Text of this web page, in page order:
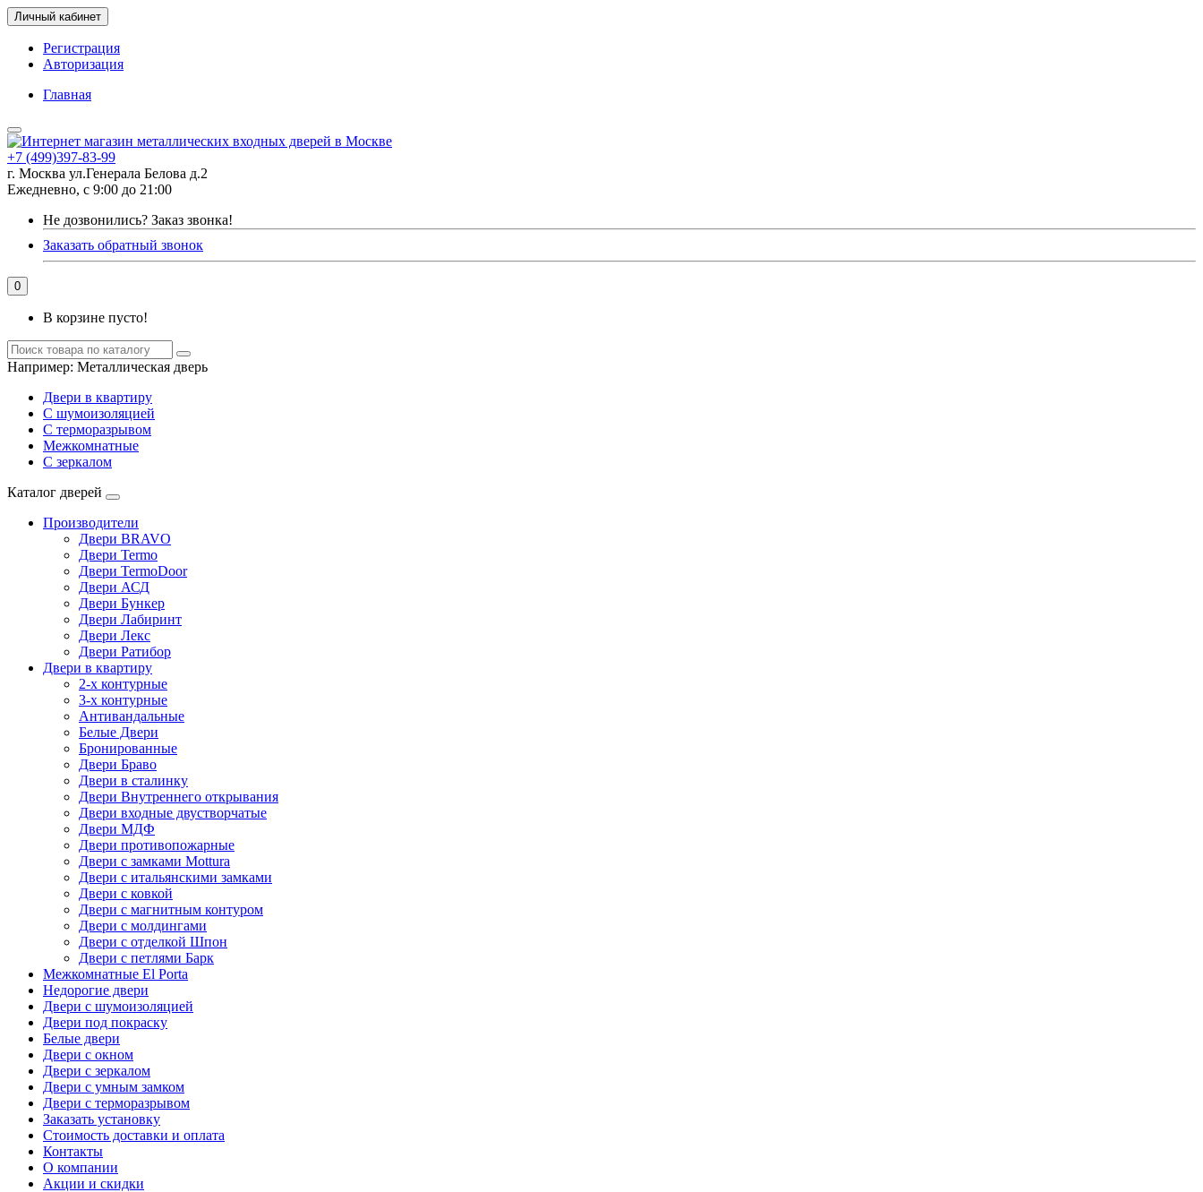
Личный кабинет
Регистрация
Авторизация
Главная
+7 (499)397-83-99
г. Москва ул.Генерала Белова д.2
Ежедневно, с 9:00 до 21:00
Не дозвонились? Заказ звонка!
Заказать обратный звонок
0
В корзине пусто!
Например: Металлическая дверь
Двери в квартиру
С шумоизоляцией
С терморазрывом
Межкомнатные
С зеркалом
Каталог дверей
Производители
Двери BRAVO
Двери Termo
Двери TermoDoor
Двери АСД
Двери Бункер
Двери Лабиринт
Двери Лекс
Двери Ратибор
Двери в квартиру
2-х контурные
3-х контурные
Антивандальные
Белые Двери
Бронированные
Двери Браво
Двери в сталинку
Двери Внутреннего открывания
Двери входные двустворчатые
Двери МДФ
Двери противопожарные
Двери с замками Mottura
Двери с итальянскими замками
Двери с ковкой
Двери с магнитным контуром
Двери с молдингами
Двери с отделкой Шпон
Двери с петлями Барк
Межкомнатные El Porta
Недорогие двери
Двери с шумоизоляцией
Двери под покраску
Белые двери
Двери с окном
Двери с зеркалом
Двери с умным замком
Двери с терморазрывом
Заказать установку
Стоимость доставки и оплата
Контакты
О компании
Акции и скидки